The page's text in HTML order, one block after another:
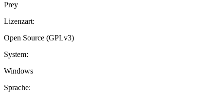
Prey
Lizenzart:
Open Source (GPLv3)
System:
Windows
Sprache: